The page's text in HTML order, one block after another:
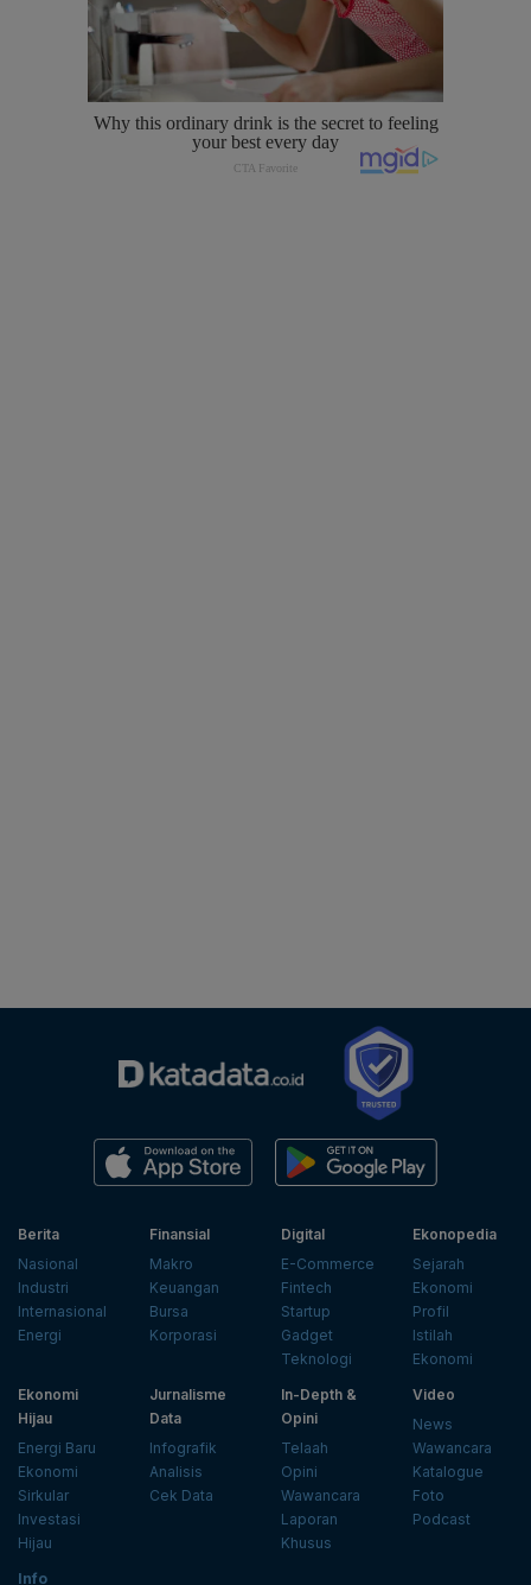
Berita
Nasional
Industri
Internasional
Energi
Finansial
Makro
Keuangan
Bursa
Korporasi
Digital
E-Commerce
Fintech
Startup
Gadget
Teknologi
Ekonopedia
Sejarah
Ekonomi
Profil
Istilah
Ekonomi
Ekonomi
Hijau
Energi Baru
Ekonomi
Sirkular
Investasi
Hijau
Jurnalisme
Data
Infografik
Analisis
Cek Data
In-Depth &
Opini
Telaah
Opini
Wawancara
Laporan
Khusus
Video
News
Wawancara
Katalogue
Foto
Podcast
Info